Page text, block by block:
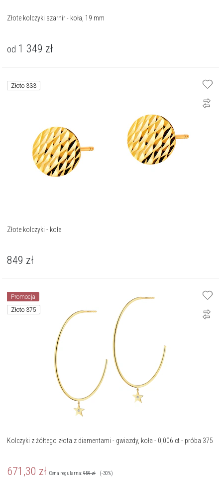
Złote kolczyki szarnir - koła, 19 mm
od 1 349 zł
Złoto 333
Złote kolczyki - koła
849 zł
Promocja
Złoto 375
Kolczyki z żółtego złota z diamentami - gwiazdy, koła - 0,006 ct - próba 375
671,30 zł Cena regularna:959zł
(-30%)